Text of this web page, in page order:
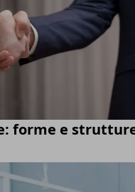
forme e